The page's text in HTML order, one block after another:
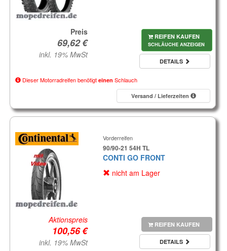
Preis
inkl. 19% MwSt
REIFEN KAUFEN
SCHLÄUCHE ANZEIGEN
DETAILS
Dieser Motorradreifen benötigt einen Schlauch
Versand / Lieferzeiten
Vorderreifen
90/90-21 54H TL
CONTI GO FRONT
nicht am Lager
Aktionspreis
inkl. 19% MwSt
REIFEN KAUFEN
DETAILS